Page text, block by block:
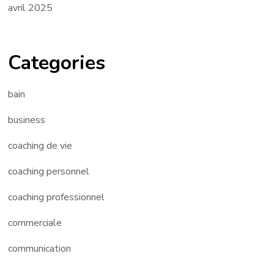
avril 2025
Categories
bain
business
coaching de vie
coaching personnel
coaching professionnel
commerciale
communication